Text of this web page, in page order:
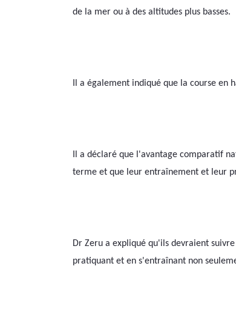
de la mer ou à des altitudes plus basses.
Il a également indiqué que la course
Il a déclaré que l'avantage comparatif
terme et que leur entraînement et leur
Dr Zeru a expliqué qu'ils devraient
pratiquant et en s'entraînant non